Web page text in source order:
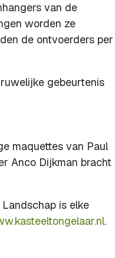
van de
worden ze
de ontvoerders per
gebeurtenis
maquettes van Paul
Anco Dijkman bracht
is elke
.